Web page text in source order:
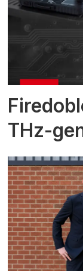
THz-